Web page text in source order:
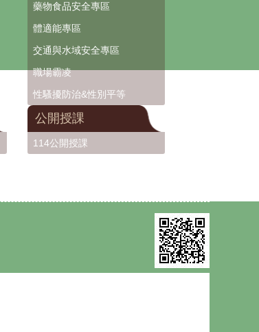
藥物食品安全專區
體適能專區
交通與水域安全專區
職場霸凌
性騷擾防治&性別平等
公開授課
114公開授課